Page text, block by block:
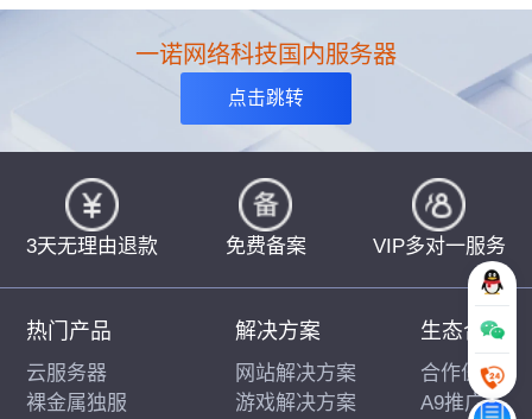
一诺网络科技国内服务器
点击跳转
3天无理由退款 免费备案 VIP多对一服务
热门产品
云服务器
裸金属独服
解决方案
网站解决方案
游戏解决方案
生态合作
合作伙伴
A9推广